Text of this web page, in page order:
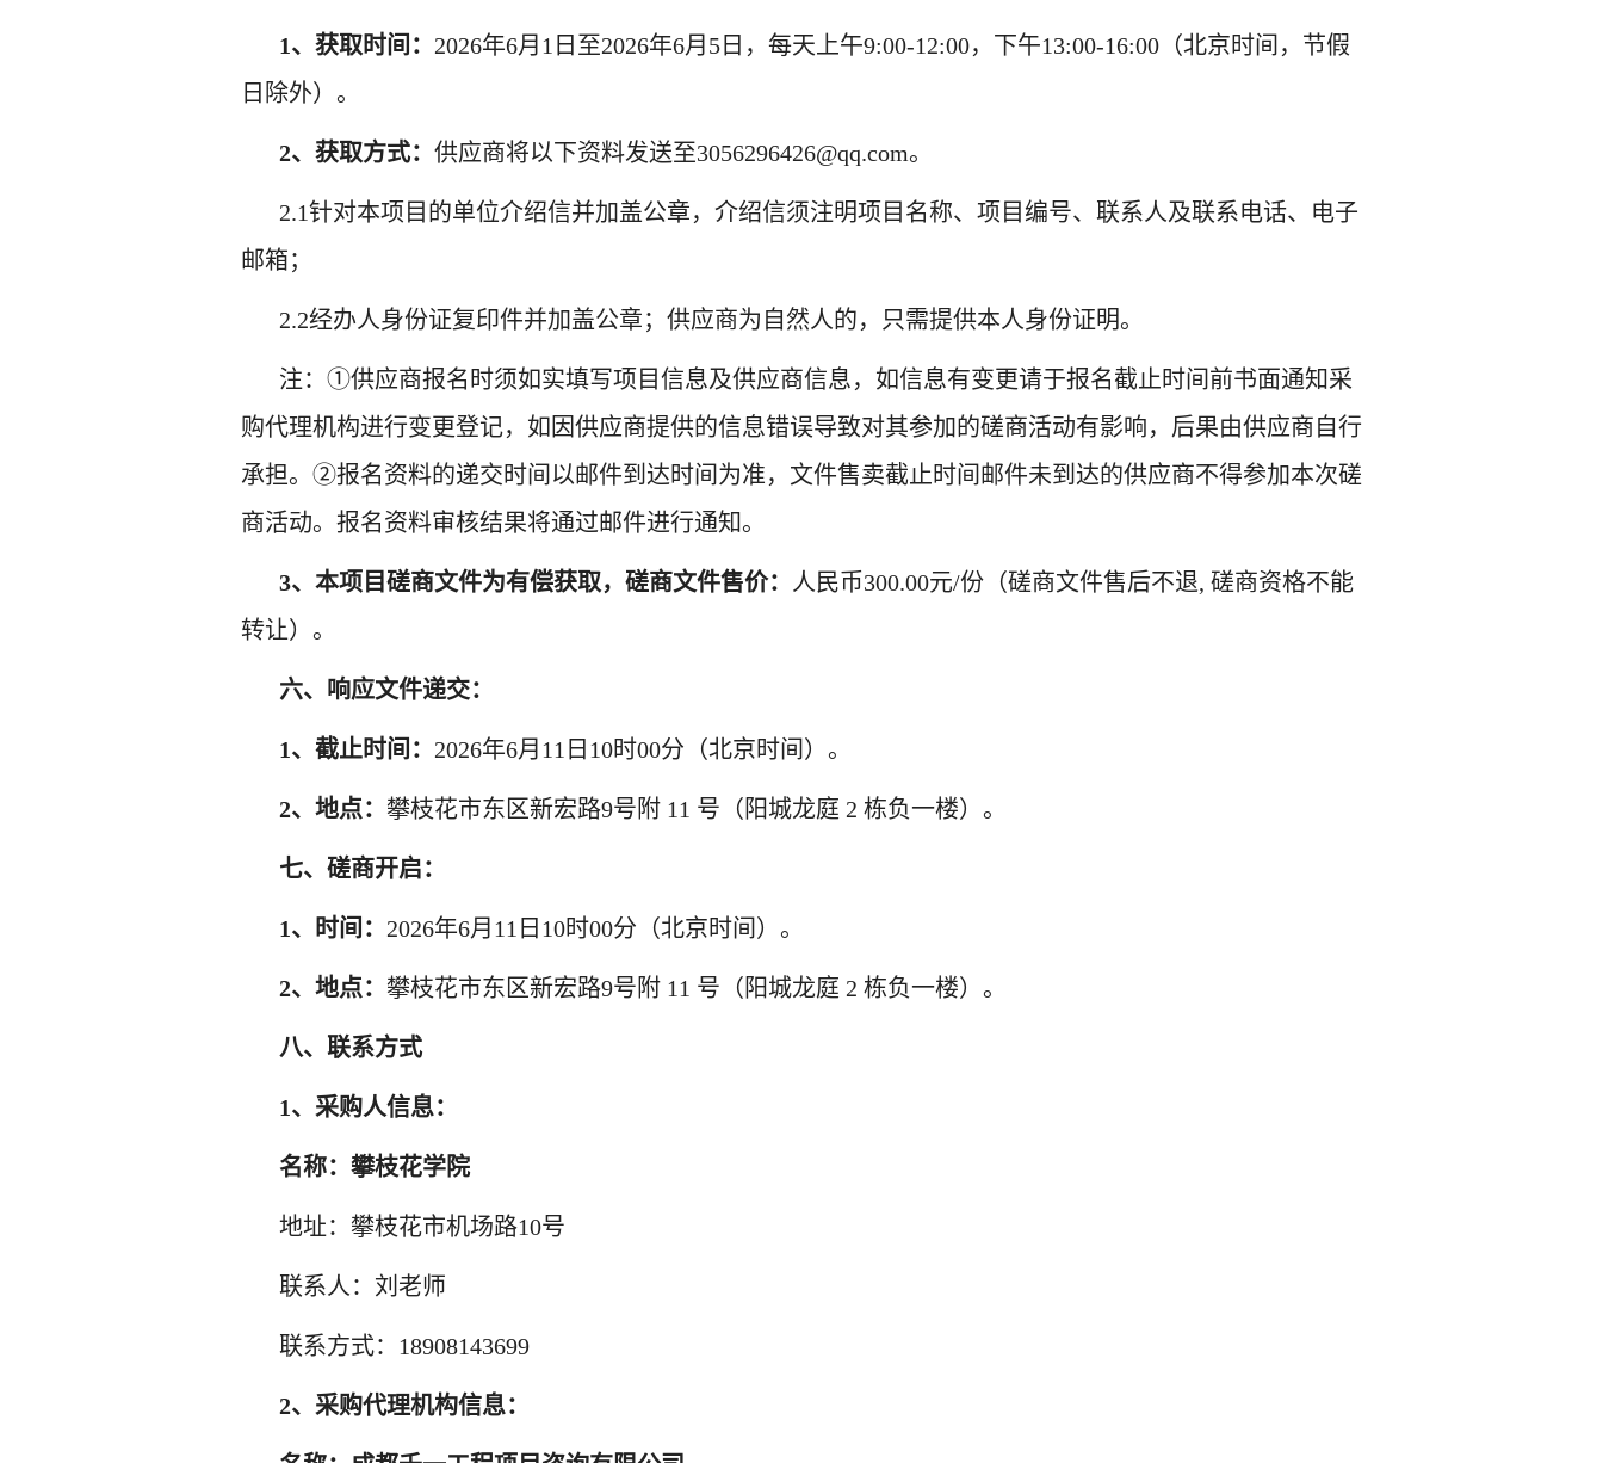
1、获取时间： 2026年6月 1 日 至2026年6月5日，每天上午9:00-12:00，下午13:00-16:00（北京时间，节假
日除外） 。
2、获取方式： 供应商将以下资料发送至3056296426@qq.com。
2.1针对本项目的单位介绍信并加盖公章，介绍信须注明项目名称、项目编号、联系人及联系电话、电子
邮箱；
2.2经办人身份证复印件并加盖公章；供应商为自然人的，只需提供本人身份证明。
注： ①供应商报名时须如实填写项目信息及供应商信息，如信息有变更请于报名截止时间前书面通知采
购代理机构进行变更登记，如因供应商提供的信息错误导致对其参加的磋商活动有影响，后果由供应商自行
承担。 ②报名资料的递交时间以邮件到达时间为准，文件售卖截止时间邮件未到达的供应商不得参加本次磋
商活动。报名资料审核结果将通过邮件进行通知。
3、本项目磋商文件为有偿获取，磋商文件售价： 人民币300.00元/份（磋商文件售后不退, 磋商资格不能
转让）。
六、 响应文件递交：
1、截止时间： 2026年6月11日10时00分（北京时间）。
2、 地点： 攀枝花市东区新宏路9号附 11 号（阳城龙庭 2 栋负一楼） 。
七、 磋商开启：
1、时间 ： 2026年6月11日10时00分 （北京时间）。
2、 地点： 攀枝花市东区新宏路9号附 11 号（阳城龙庭 2 栋负一楼） 。
八、联系方式
1、采购人信息：
名称：攀枝花学院
地址：攀枝花市机场路10号
联系人： 刘老师
联系方式： 18908143699
2、采购代理机构信息：